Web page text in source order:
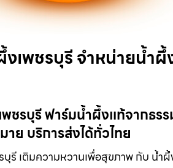
เพชรบุรี จำหน่ายน้ำ
ชรบุรี ฟาร์มน้ำผึ้งแท้จากธร
าย บริการส่งได้ทั่วไทย
บุรี เติมความหวานเพื่อสุขภาพ กับ น้